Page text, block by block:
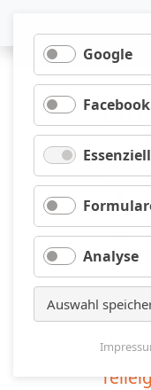
Google
Facebook
Essenziell
Analyse
Auswahl
Y